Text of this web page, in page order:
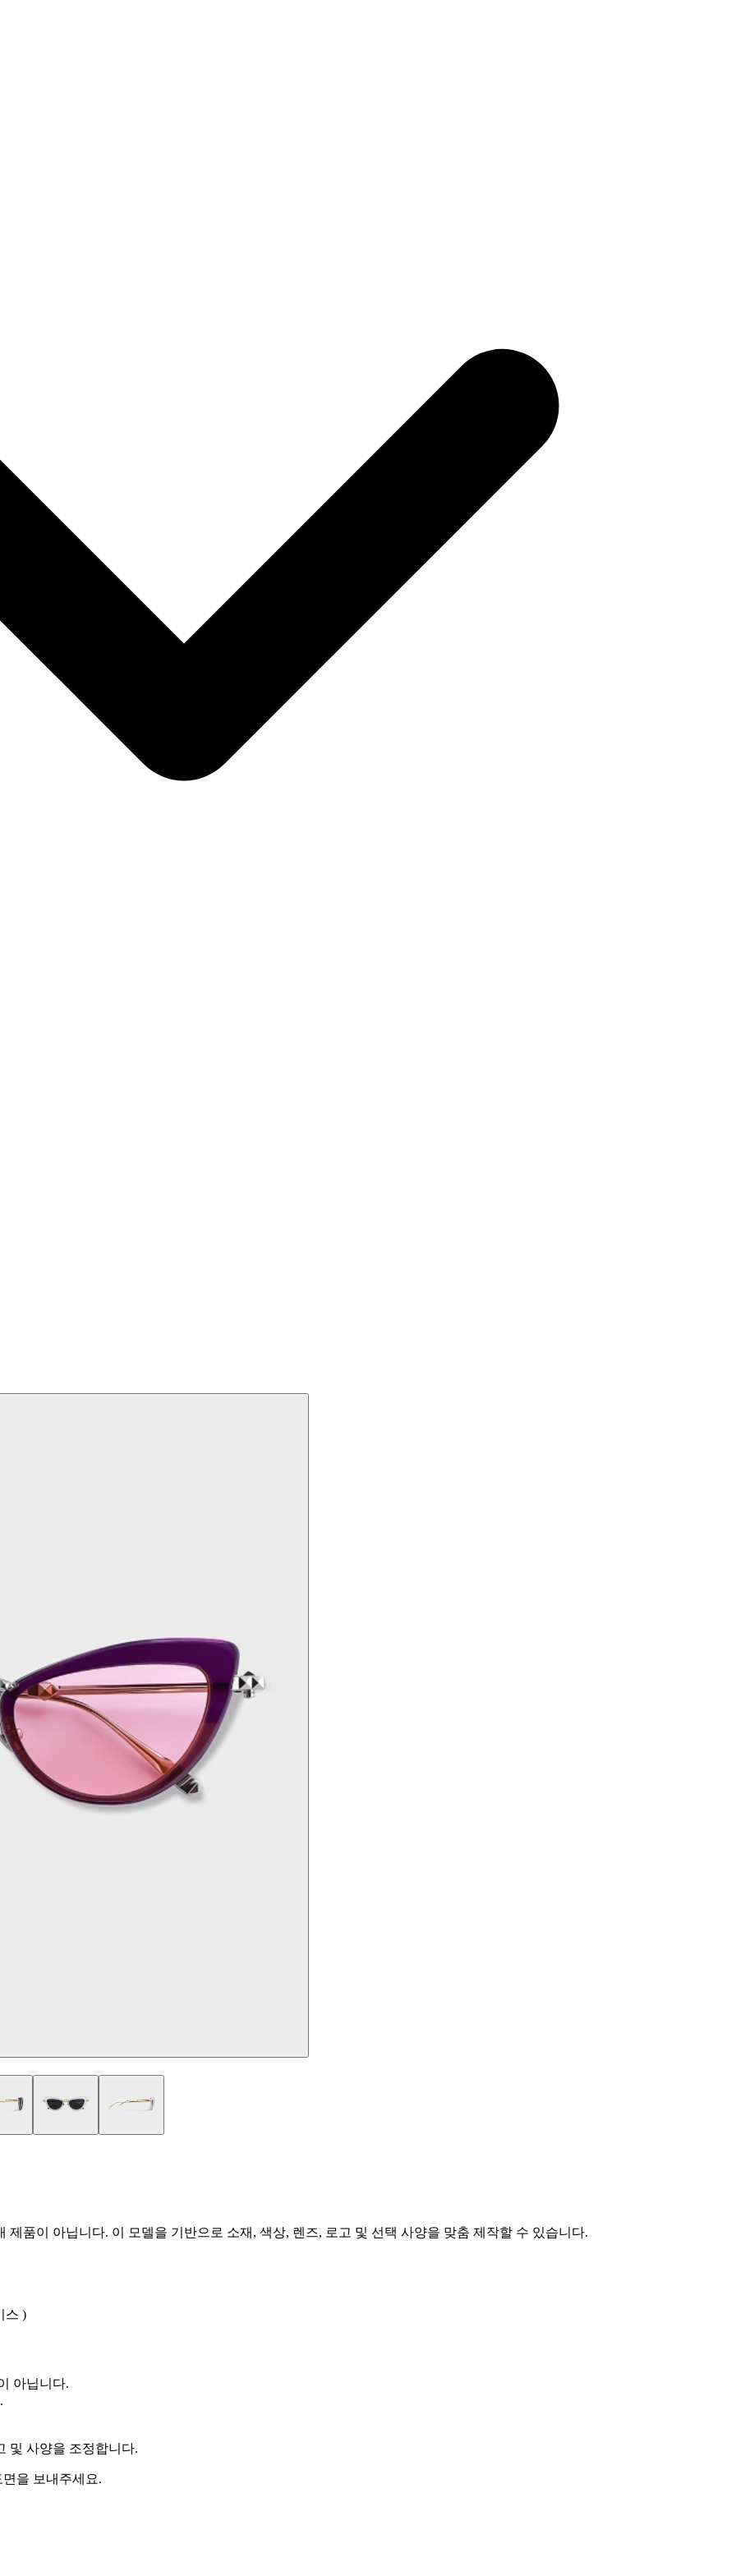
품이 아닙니다. 이 모델을 기반으로 소재, 색상, 렌즈, 로고 및 선택 사양을 맞춤 제작할 수 있습니다.
스 )
아닙니다.
및 사양을 조정합니다.
을 보내주세요.